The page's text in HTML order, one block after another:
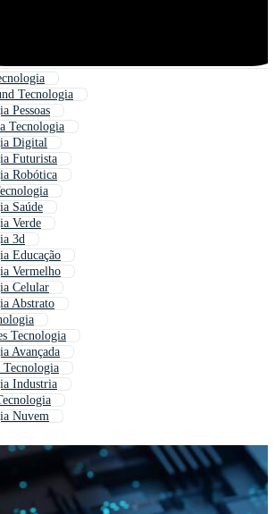
Tecnologia
Pessoas
Tecnologia
Digital
Futurista
Robótica
Saúde
Verde
3d
Educação
Vermelho
Celular
Abstrato
Tecnologia
Avançada
Industria
Nuvem